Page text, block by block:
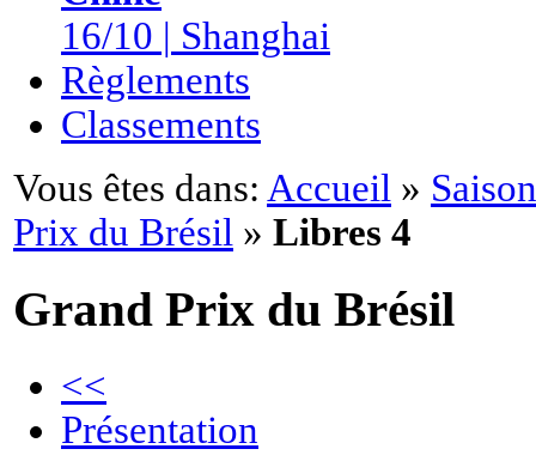
16/10 | Shanghai
Règlements
Classements
Vous êtes dans: Accueil »
Prix du Brésil » Libres 4
Grand Prix du Brésil
<<
Présentation